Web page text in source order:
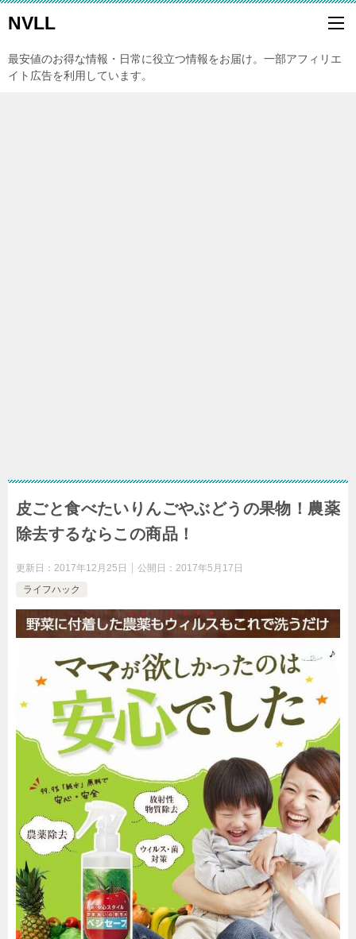
NVLL
最安値のお得な情報・日常に役立つ情報をお届け。一部アフィリエ
イト広告を利用しています。
皮ごと食べたいりんごやぶどうの果物！農薬
除去するならこの商品！
更新日： 2017年12月25日 公開日： 2017年5月17日
ライフハック